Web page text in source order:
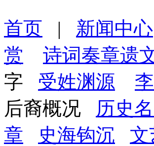
首页 | 新闻中心
赏
诗词奏章遗
字
受姓渊源
后裔概况
历史
章
史海钩沉 文